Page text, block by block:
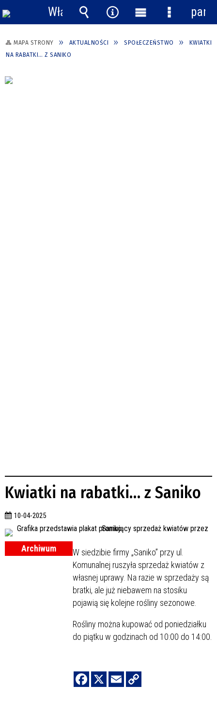
MAPA STRONY AKTUALNOŚCI SPOŁECZEŃSTWO
KWIATKI
NA RABATKI… Z SANIKO
Kwiatki na rabatki… z Saniko
10-04-2025
Archiwum
W siedzibie firmy „Saniko” przy ul.
Komunalnej ruszyła sprzedaż kwiatów z
własnej uprawy. Na razie w sprzedaży są
bratki, ale już niebawem na stosiku
pojawią się kolejne rośliny sezonowe.
Rośliny można kupować od poniedziałku
do piątku w godzinach od 10:00 do 14:00.
Włącz
powiadomienia
Wyszukiwarka
Narzędzia
Menu
główne
Menu
panel